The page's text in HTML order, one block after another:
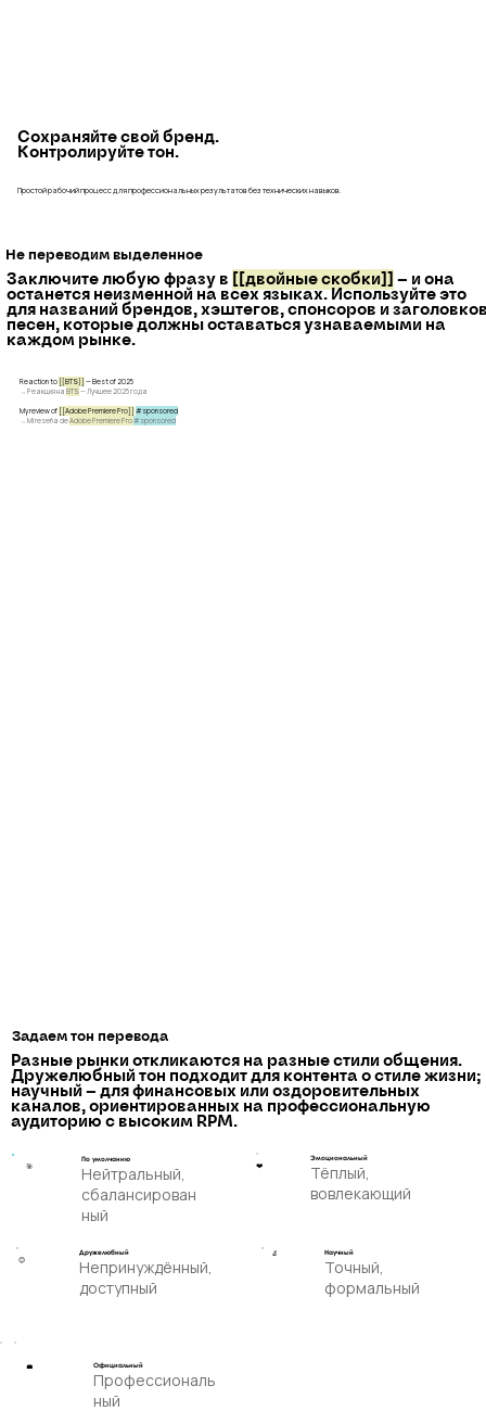
Сохраняйте свой бренд.
Контролируйте тон.
Простой рабочий процесс для профессиональных результатов без технических навыков.
Не переводим выделенное
Заключите любую фразу в [[двойные скобки]] — и она
останется неизменной на всех языках. Используйте это
для названий брендов, хэштегов, спонсоров и
песен, которые должны оставаться узнаваемыми на
каждом рынке.
Reaction to [[BTS]] — Best of 2025
→ Реакция наBTS— Лучшее 2025 года
My review of [[Adobe Premiere Pro]] #sponsored
→ Mi reseña deAdobe Premiere Pro#sponsored
Задаем тон перевода
Разные рынки откликаются на разные стили общения.
Дружелюбный тон подходит для контента о стиле жизни;
научный — для финансовых или оздоровительных
каналов, ориентированных на профессиональную
аудиторию с высоким RPM.
🎯
По умолчанию
Нейтральный,
сбалансирован
ный
❤️
Эмоциональный
Тёплый,
вовлекающий
😊
Дружелюбный
Непринуждённый,
доступный
🔬 Научный
Точный,
формальный
💼 Официальный
Профессиональ
ный